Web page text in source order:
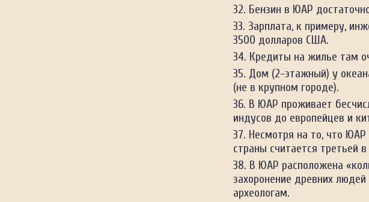
Бензин в ЮАР
Зарплата, к примеру,
3500 долларов США.
Кредиты на жилье там
Дом (2-этажный) у
(не в крупном городе).
В ЮАР проживает
индусов до европейцев и
Несмотря на то, что
страны считается третьей
В ЮАР расположена
захоронение древних
археологам.